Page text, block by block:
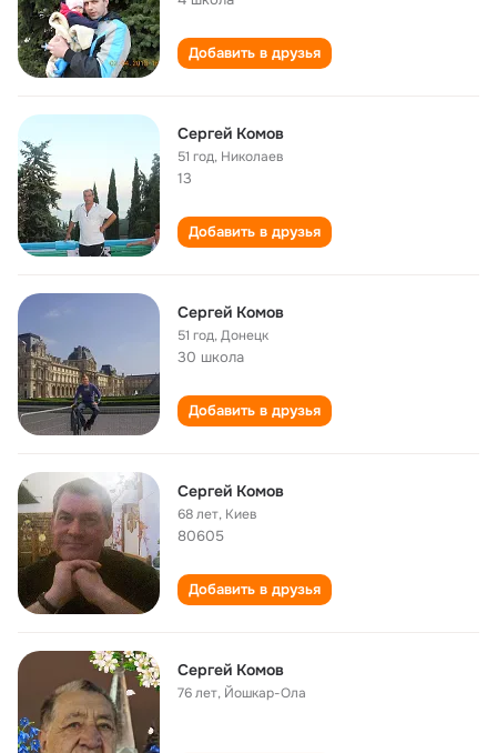
Добавить в друзья
Сергей Комов
51 год, Николаев
13
Добавить в друзья
Сергей Комов
51 год,Донецк
30 школа
Добавить в друзья
Сергей Комов
68 лет, Киев
80605
Добавить в друзья
Сергей Комов
76 лет, Йошкар-Ола